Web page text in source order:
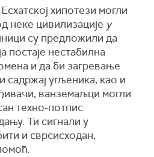
хипотези могли
неке цивилизације у
су предложили да
постаје нестабилна
и да би загревање
садржај угљеника, као и
ванземаљци могли
техно-потпис
Ти сигнали у
и сврсисходан,